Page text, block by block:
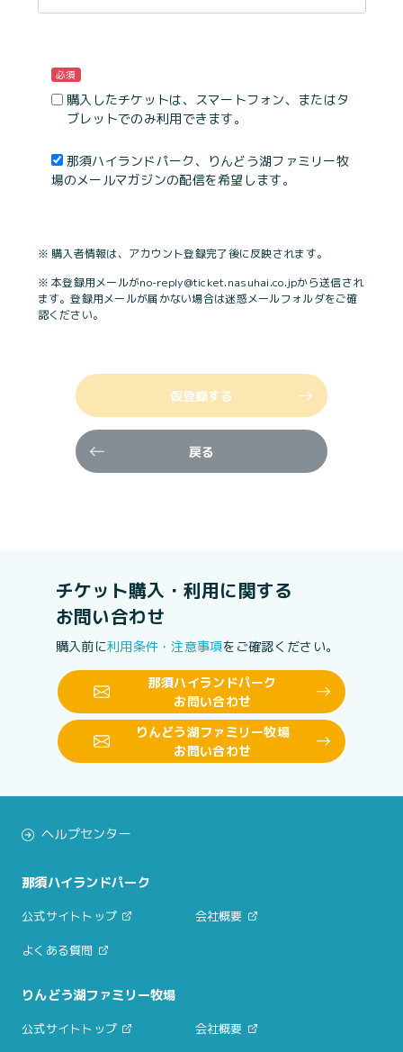
必須
購入したチケットは、スマートフォン、またはタ
ブレットでのみ利用できます。
那須ハイランドパーク、りんどう湖ファミリー牧
場のメールマガジンの配信を希望します。
※ 購入者情報は、アカウント登録完了後に反映されます。
※ 本登録用メールがno-reply@ticket.nasuhai.co.jpから送信され
ます。登録用メールが届かない場合は迷惑メールフォルダをご確
認ください。
仮登録する
戻る
チケット購入・利用に関する
お問い合わせ
購入前に利用条件・注意事項をご確認ください。
那須ハイランドパーク
お問い合わせ
りんどう湖ファミリー牧場
お問い合わせ
ヘルプセンター
那須ハイランドパーク
公式サイトトップ 会社概要
よくある質問
りんどう湖ファミリー牧場
公式サイトトップ 会社概要